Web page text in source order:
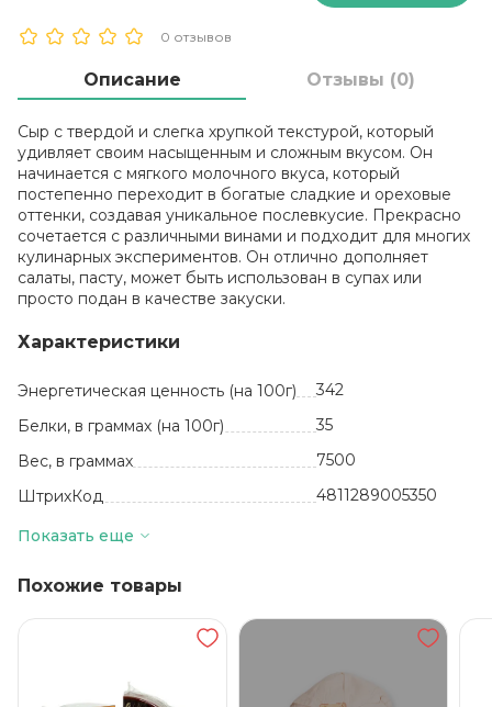
0 отзывов
Описание Отзывы (0)
Сыр с твердой и слегка хрупкой текстурой, который
удивляет своим насыщенным и сложным вкусом. Он
начинается с мягкого молочного вкуса, который
постепенно переходит в богатые сладкие и ореховые
оттенки, создавая уникальное послевкусие. Прекрасно
сочетается с различными винами и подходит для многих
кулинарных экспериментов. Он отлично дополняет
салаты, пасту, может быть использован в супах или
просто подан в качестве закуски.
Характеристики
Энергетическая ценность (на 100г)
342
Белки, в граммах (на 100г)
35
Вес, в граммах
7500
ШтрихКод
4811289005350
Базовая единица
Жиры, в граммах (на 100 г)
молоко, соль,
уплотнитель хлорид
Показать еще
Похожие товары